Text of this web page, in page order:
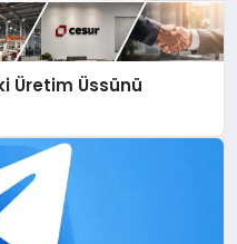
Üretim Üssünü